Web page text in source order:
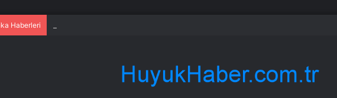
Haberleri